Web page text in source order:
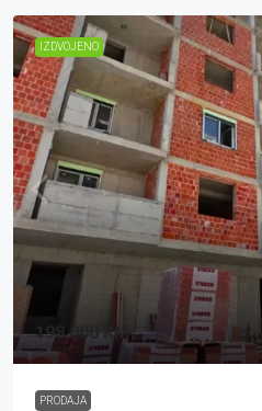
IZDVOJENO
198.000 KM
PRODAJA